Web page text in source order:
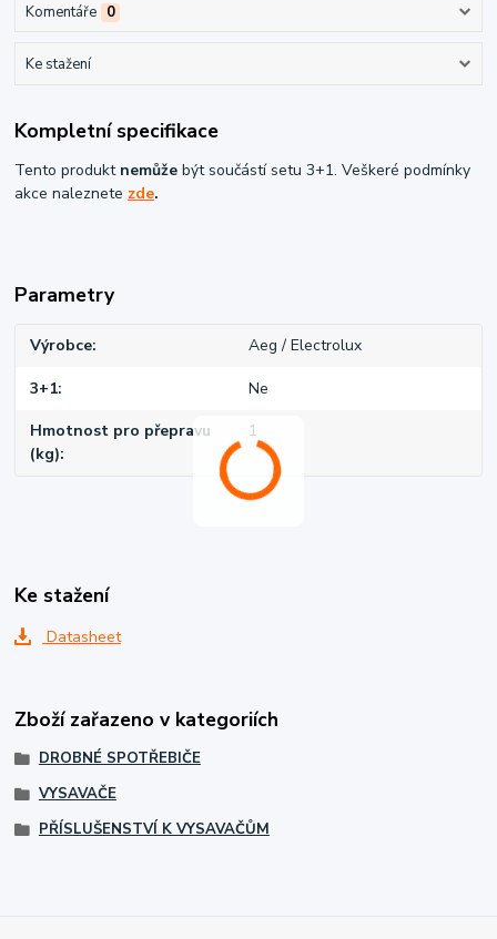
Komentáře 0
Ke stažení
Kompletní specifikace
Tento produkt nemůže být součástí setu 3+1. Veškeré podmínky
akce naleznete zde.
Parametry
Výrobce Aeg / Electrolux
3+1 Ne
Hmotnost pro přepravu
(kg)
1
Ke stažení
Datasheet
Zboží zařazeno v kategoriích
DROBNÉ SPOTŘEBIČE
VYSAVAČE
PŘÍSLUŠENSTVÍ K VYSAVAČŮM